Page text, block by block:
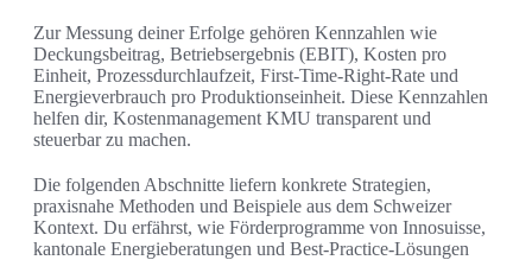
Zur Messung deiner Erfolge gehören Kennzahlen wie
Deckungsbeitrag, Betriebsergebnis (EBIT), Kosten pro
Einheit, Prozessdurchlaufzeit, First-Time-Right-Rate und
Energieverbrauch pro Produktionseinheit. Diese Kennzahlen
helfen dir, Kostenmanagement KMU transparent und
steuerbar zu machen.
Die folgenden Abschnitte liefern konkrete Strategien,
praxisnahe Methoden und Beispiele aus dem Schweizer
Kontext. Du erfährst, wie Förderprogramme von Innosuisse,
kantonale Energieberatungen und Best-Practice-Lösungen